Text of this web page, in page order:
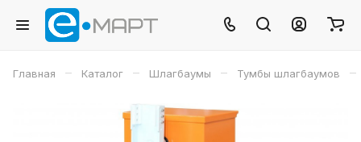
Главная – Каталог – Шлагбаумы – Тумбы шлагбаумов –